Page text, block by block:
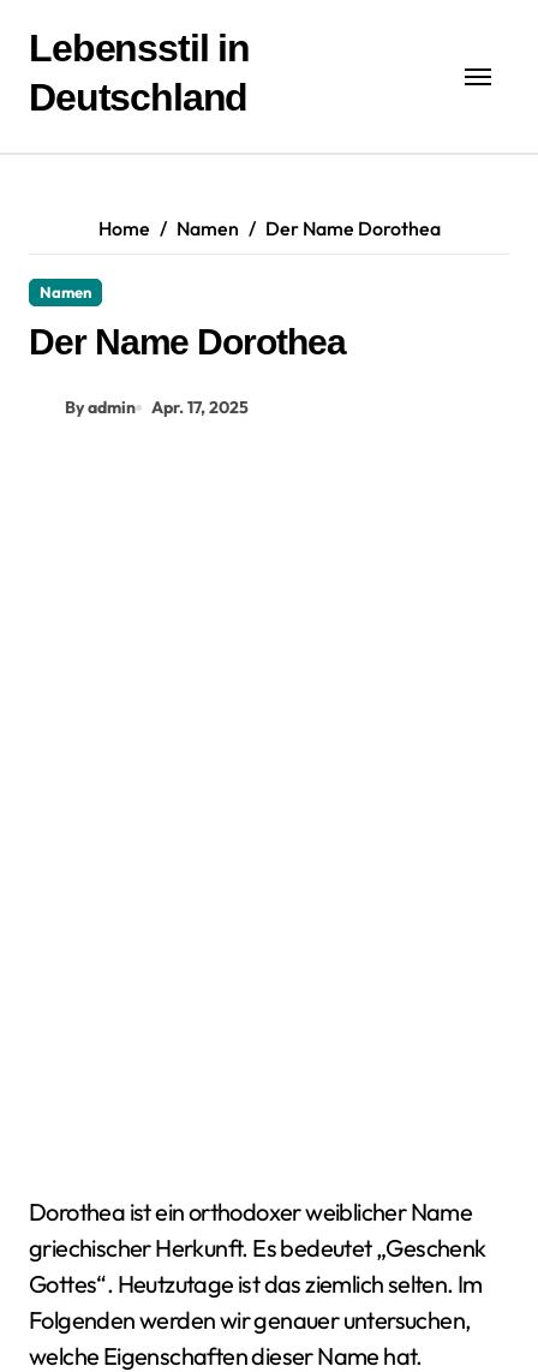
Inhalt
springen
Lebensstil in
Deutschland
Home Namen Der Name Dorothea
Namen
Der Name Dorothea
By admin Apr. 17, 2025
Dorothea ist ein orthodoxer weiblicher Name
griechischer Herkunft. Es bedeutet „Geschenk
Gottes“. Heutzutage ist das ziemlich selten. Im
Folgenden werden wir genauer untersuchen,
welche Eigenschaften dieser Name hat.